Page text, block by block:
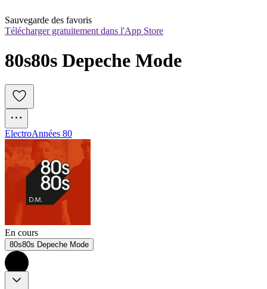
Sauvegarde des favoris
Télécharger gratuitement dans l'App Store
80s80s Depeche Mode
ElectroAnnées 80
En cours
80s80s Depeche Mode